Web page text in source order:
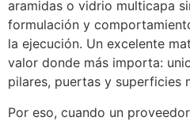
aramidas o vidrio multicapa
formulación y
la ejecución. Un excelente
valor donde más importa:
pilares, puertas y superficies
Por eso, cuando un